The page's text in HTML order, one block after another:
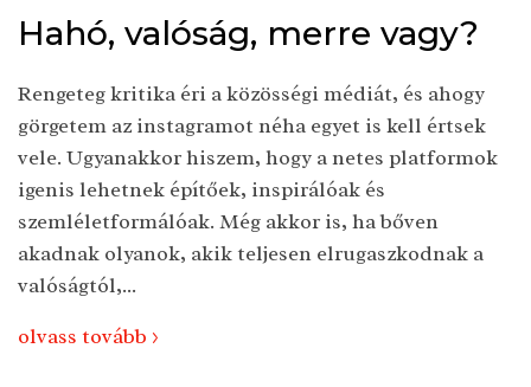
Hahó, valóság, merre vagy?
Rengeteg kritika éri a közösségi médiát, és ahogy
görgetem az instagramot néha egyet is kell értsek
vele. Ugyanakkor hiszem, hogy a netes platformok
igenis lehetnek építőek, inspirálóak és
szemléletformálóak. Még akkor is, ha bőven
akadnak olyanok, akik teljesen elrugaszkodnak a
valóságtól,...
olvass tovább >